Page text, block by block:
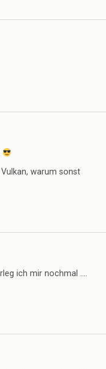
warum sonst
ich mir nochmal ….